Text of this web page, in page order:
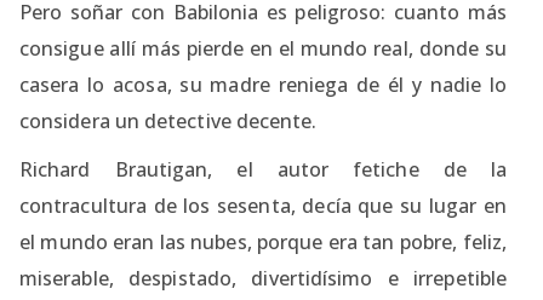
Pero soñar con Babilonia es peligroso: cuanto más
consigue allí más pierde en el mundo real, donde su
casera lo acosa, su madre reniega de él y nadie lo
considera un detective decente.
Richard Brautigan, el autor fetiche de la
contracultura de los sesenta, decía que su lugar en
el mundo eran las nubes, porque era tan pobre, feliz,
miserable, despistado, divertidísimo e irrepetible